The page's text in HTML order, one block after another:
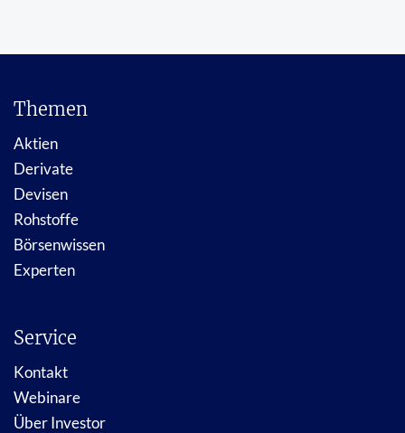
Themen
Aktien
Derivate
Devisen
Rohstoffe
Börsenwissen
Experten
Service
Kontakt
Webinare
Über Investor